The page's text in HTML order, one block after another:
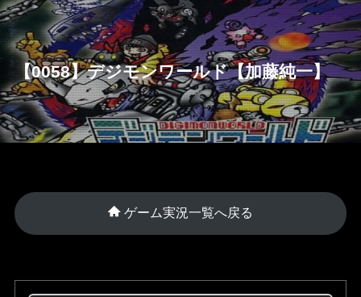
【0058】デジモンワールド【加藤純一】
ゲーム実況一覧へ戻る